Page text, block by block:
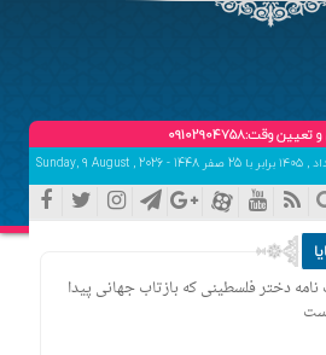
دختر فلسطینی که بازتاب جهانی پیدا